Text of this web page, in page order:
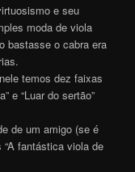
e seu
moda de viola
bastasse o cabra era
temos dez faixas
e “Luar do sertão”
de um amigo (se é
fantástica viola de